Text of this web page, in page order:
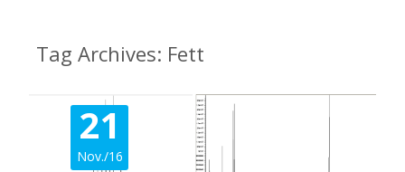
Tag Archives: Fett
21
Nov./16